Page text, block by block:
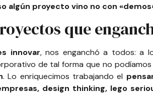
algún proyecto vino no con
que
innovar, nos enganchó a todos: a
de tal forma que no
. Lo enriquecimos trabajando el
design thinking, lego